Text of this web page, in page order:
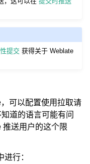
提交 获得关于 Weblate
可以配置使用拉取请
道的语言可能有问
送用户的这个限
行：